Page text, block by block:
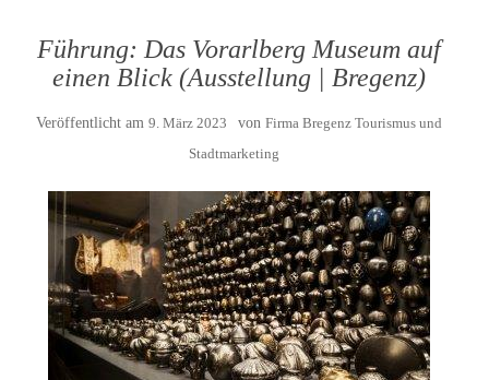
Führung: Das Vorarlberg Museum auf
einen Blick (Ausstellung | Bregenz)
Veröffentlicht am 9. März 2023 von Firma Bregenz Tourismus und
Stadtmarketing